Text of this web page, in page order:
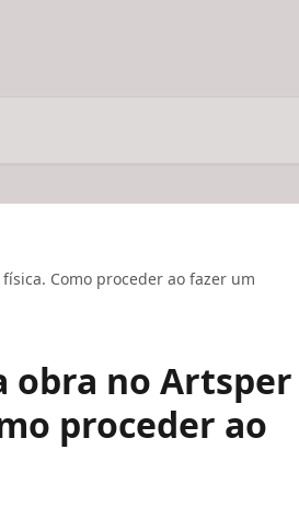
Como proceder ao fazer um
obra no Artsper
proceder ao